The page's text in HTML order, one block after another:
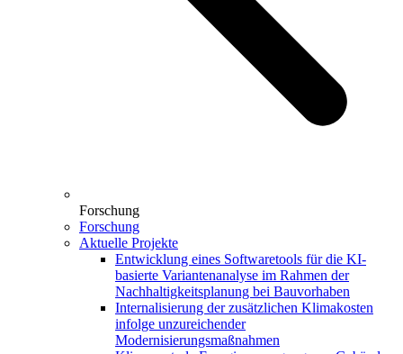
Forschung
Forschung
Aktuelle Projekte
Entwicklung eines Softwaretools für die KI-
basierte Variantenanalyse im Rahmen der
Nachhaltigkeitsplanung bei Bauvorhaben
Internalisierung der zusätzlichen Klimakosten
infolge unzureichender
Modernisierungsmaßnahmen